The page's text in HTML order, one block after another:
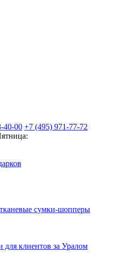
40-00 +7 (495) 971-77-72
сумки-шопперы
для клиентов за Уралом